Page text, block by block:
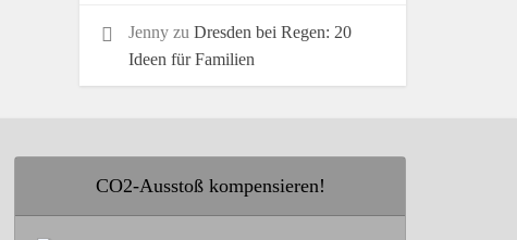
Jenny zu Dresden bei Regen: 20
Ideen für Familien
CO2-Ausstoß kompensieren!